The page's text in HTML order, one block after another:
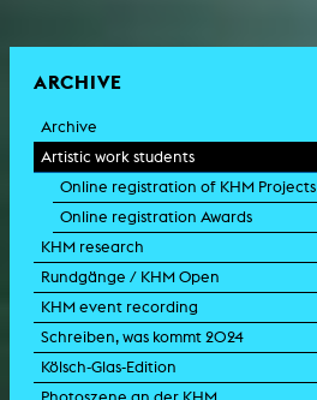
ARCHIVE
Archive
Artistic work students
Online registration of KHM Projects
Online registration Awards
KHM research
Rundgänge / KHM Open
KHM event recording
Schreiben, was kommt 2024
Kölsch-Glas-Edition